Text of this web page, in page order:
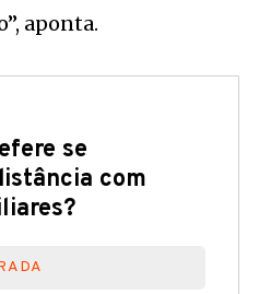
aponta.
se
com